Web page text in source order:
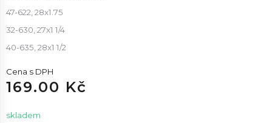
47-622, 28x1.75
32-630, 27x1 1/4
40-635, 28x1 1/2
Cena s DPH
169.00 Kč
skladem